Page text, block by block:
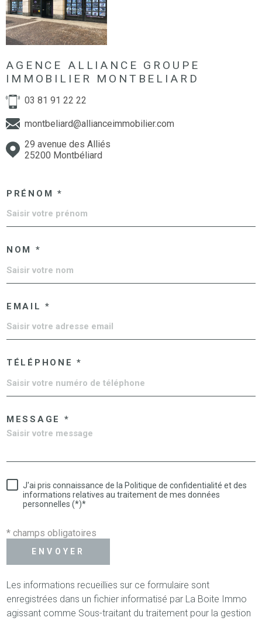
AGENCE ALLIANCE GROUPE
IMMOBILIER MONTBELIARD
03 81 91 22 22
montbeliard@allianceimmobilier.com
29 avenue des Alliés
25200 Montbéliard
PRÉNOM *
NOM *
EMAIL *
TÉLÉPHONE *
MESSAGE *
J'ai pris connaissance de la Politique de confidentialité et des
informations relatives au traitement de mes données
personnelles (*)*
* champs obligatoires
ENVOYER
Les informations recueillies sur ce formulaire sont
enregistrées dans un fichier informatisé par La Boite Immo
agissant comme Sous-traitant du traitement pour la gestion